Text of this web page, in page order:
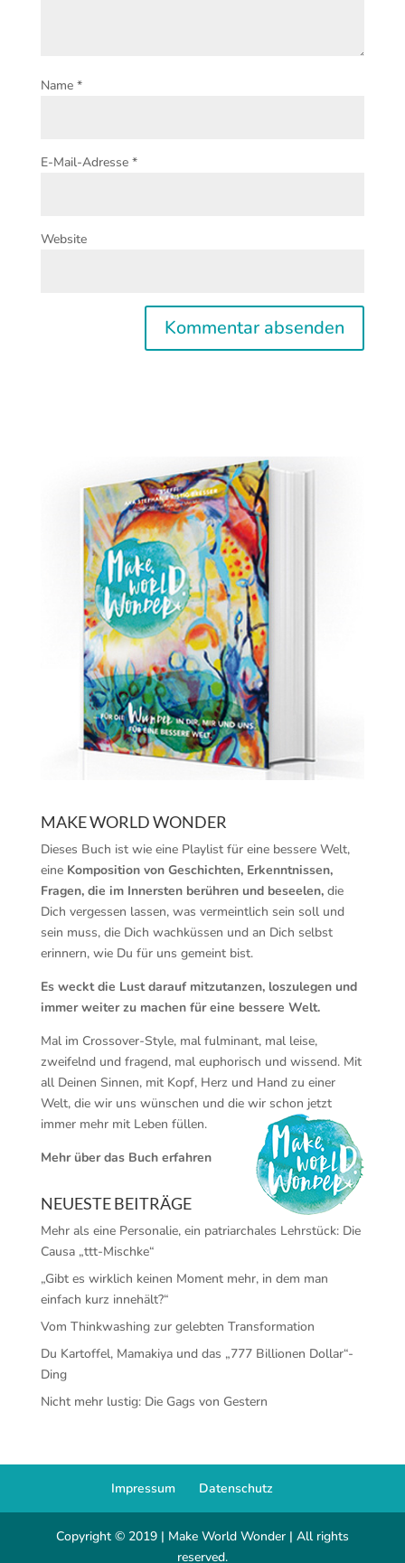
Name *
E-Mail-Adresse *
Website
MAKE WORLD WONDER
Dieses Buch ist wie eine Playlist für eine bessere Welt,
eine Komposition von Geschichten, Erkenntnissen,
Fragen, die im Innersten berühren und beseelen,die
Dich vergessen lassen, was vermeintlich sein soll und
sein muss, die Dich wachküssen und an Dich selbst
erinnern, wie Du für uns gemeint bist.
Es weckt die Lust darauf mitzutanzen, loszulegen und
immer weiter zu machen für eine bessere Welt.
Mal im Crossover-Style, mal fulminant, mal leise,
zweifelnd und fragend, mal euphorisch und wissend. Mit
all Deinen Sinnen, mit Kopf, Herz und Hand zu einer
Welt, die wir uns wünschen und die wir schon jetzt
immer mehr mit Leben füllen.
Mehr über das Buch erfahren
NEUESTE BEITRÄGE
Mehr als eine Personalie, ein patriarchales Lehrstück: Die
Causa „ttt-Mischke“
„Gibt es wirklich keinen Moment mehr, in dem man
einfach kurz innehält?“
Vom Thinkwashing zur gelebten Transformation
Du Kartoffel, Mamakiya und das „777 Billionen Dollar“-
Ding
Nicht mehr lustig: Die Gags von Gestern
Impressum Datenschutz
Copyright © 2019 | Make World Wonder | All rights
reserved.